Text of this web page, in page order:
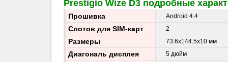
Prestigio Wize D3 подробные
Прошивка Android 4.4
Слотов для SIM-карт 2
Размеры 73.6x144.5x10 мм
Диагональ дисплея 5 дюйм